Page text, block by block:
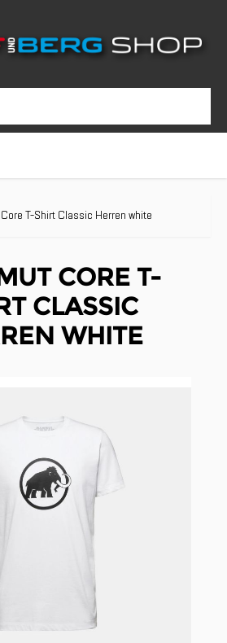
T-Shirt Classic Herren white
CORE T-
CLASSIC
WHITE